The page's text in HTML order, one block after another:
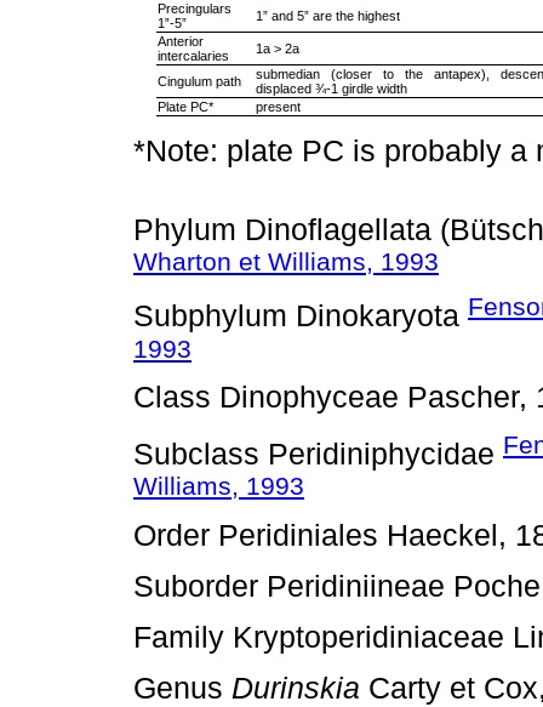
Precingulars
1”-5”
1” and 5” are the highest
Anterior
intercalaries
1a > 2a
Cingulum path
submedian (closer to the antapex),
displaced ¾-1 girdle width
Plate PC*
present
*Note: plate PC is probably a
Phylum Dinoflagellata
Wharton et Williams, 1993
Subphylum Dinokaryota
1993
Class Dinophyceae Pascher,
Subclass Peridiniphycidae
Williams, 1993
Order Peridiniales Haeckel,
Suborder Peridiniineae
Family Kryptoperidiniaceae
Genus Durinskia Carty et